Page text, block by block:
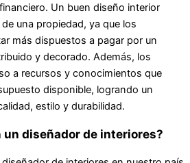
Un buen diseño interior
una propiedad, ya que los
más dispuestos a pagar por un
y decorado. Además, los
a recursos y conocimientos que
disponible, logrando un
estilo y durabilidad.
un diseñador de interiores?